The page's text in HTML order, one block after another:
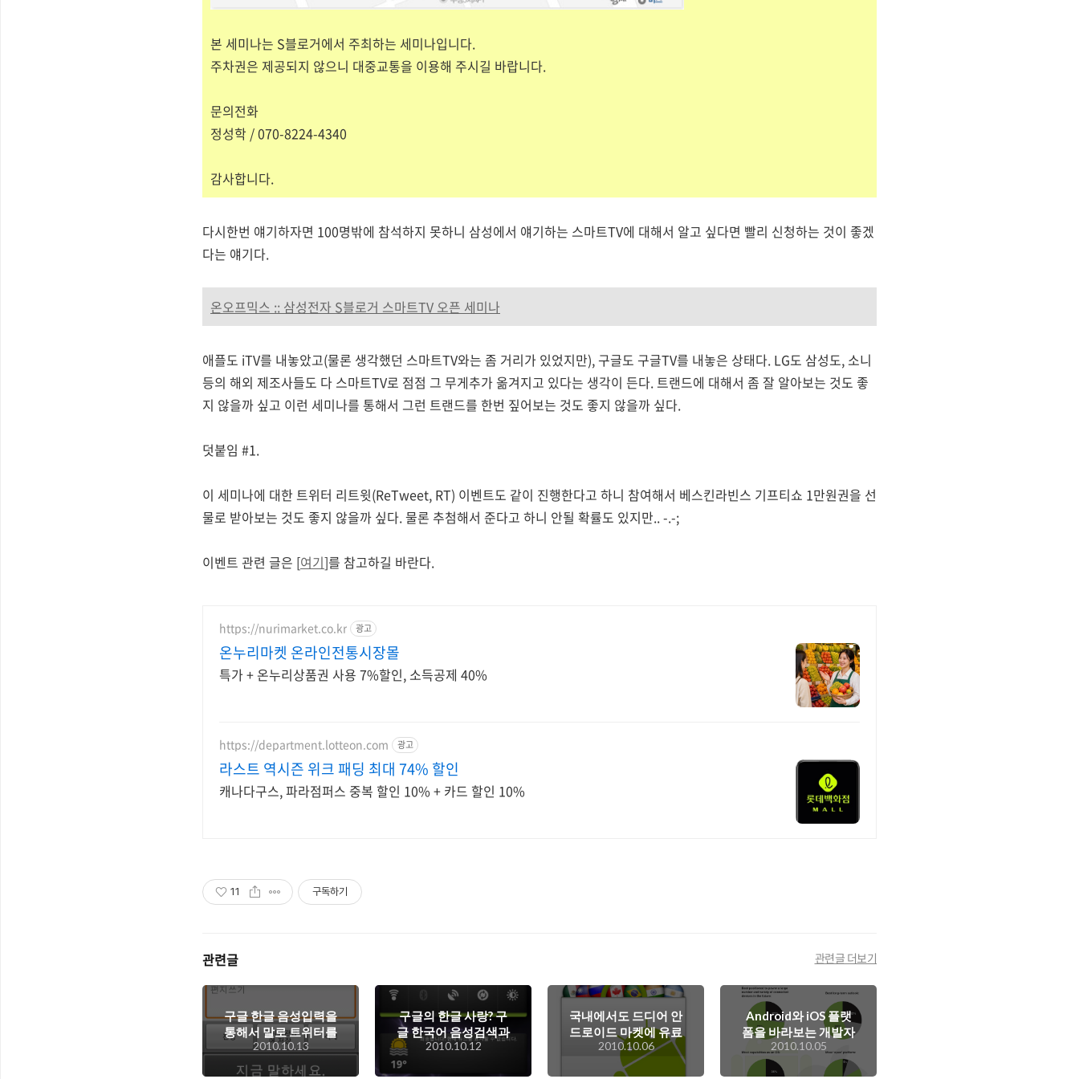
본 세미나는 S블로거에서 주최하는 세미나입니다.
주차권은 제공되지 않으니 대중교통을 이용해 주시길 바랍니다.
문의전화
정성학 / 070-8224-4340
감사합니다.
다시한번 얘기하자면 100명밖에 참석하지 못하니 삼성에서 얘기하는 스마트TV에 대해서 알고 싶다면 빨리 신청하는 것이 좋겠
다는 얘기다.
온오프믹스 :: 삼성전자 S블로거 스마트TV 오픈 세미나
애플도 iTV를 내놓았고(물론 생각했던 스마트TV와는 좀 거리가 있었지만), 구글도 구글TV를 내놓은 상태다. LG도 삼성도, 소니
등의 해외 제조사들도 다 스마트TV로 점점 그 무게추가 옮겨지고 있다는 생각이 든다. 트랜드에 대해서 좀 잘 알아보는 것도 좋
지 않을까 싶고 이런 세미나를 통해서 그런 트랜드를 한번 짚어보는 것도 좋지 않을까 싶다.
덧붙임 #1.
이 세미나에 대한 트위터 리트윗(ReTweet, RT) 이벤트도 같이 진행한다고 하니 참여해서 베스킨라빈스 기프티쇼 1만원권을 선
물로 받아보는 것도 좋지 않을까 싶다. 물론 추첨해서 준다고 하니 안될 확률도 있지만.. -.-;
이벤트 관련 글은 [여기]를 참고하길 바란다.
https://nurimarket.co.kr 광고
온누리마켓 온라인전통시장몰
특가 + 온누리상품권 사용 7%할인, 소득공제 40%
https://department.lotteon.com 광고
라스트 역시즌 위크 패딩 최대 74% 할인
캐나다구스, 파라점퍼스 중복 할인 10% + 카드 할인 10%
11 구독하기
관련글 관련글 더보기
구글 한글 음성입력을
통해서 말로 트위터를
대충 때워보면 어떨
까?
2010.10.13
구글의 한글 사랑? 구
글 한국어 음성검색과
구글 한글 키보드!
2010.10.12
국내에서도 드디어 안
드로이드 마켓에 유료
앱을 판매할 수 있게
되었다!
2010.10.06
Android와 iOS 플랫
폼을 바라보는 개발자
들의 느낌은?
2010.10.05